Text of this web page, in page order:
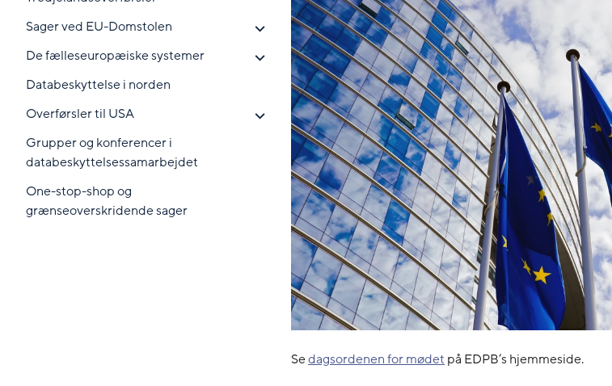
Sager ved EU-Domstolen
De fælleseuropæiske systemer
Databeskyttelse i norden
Overførsler til USA
Grupper og konferencer i
databeskyttelsessamarbejdet
One-stop-shop og
grænseoverskridende sager
Sedagsordenen for mødet på EDPB’s hjemmeside.